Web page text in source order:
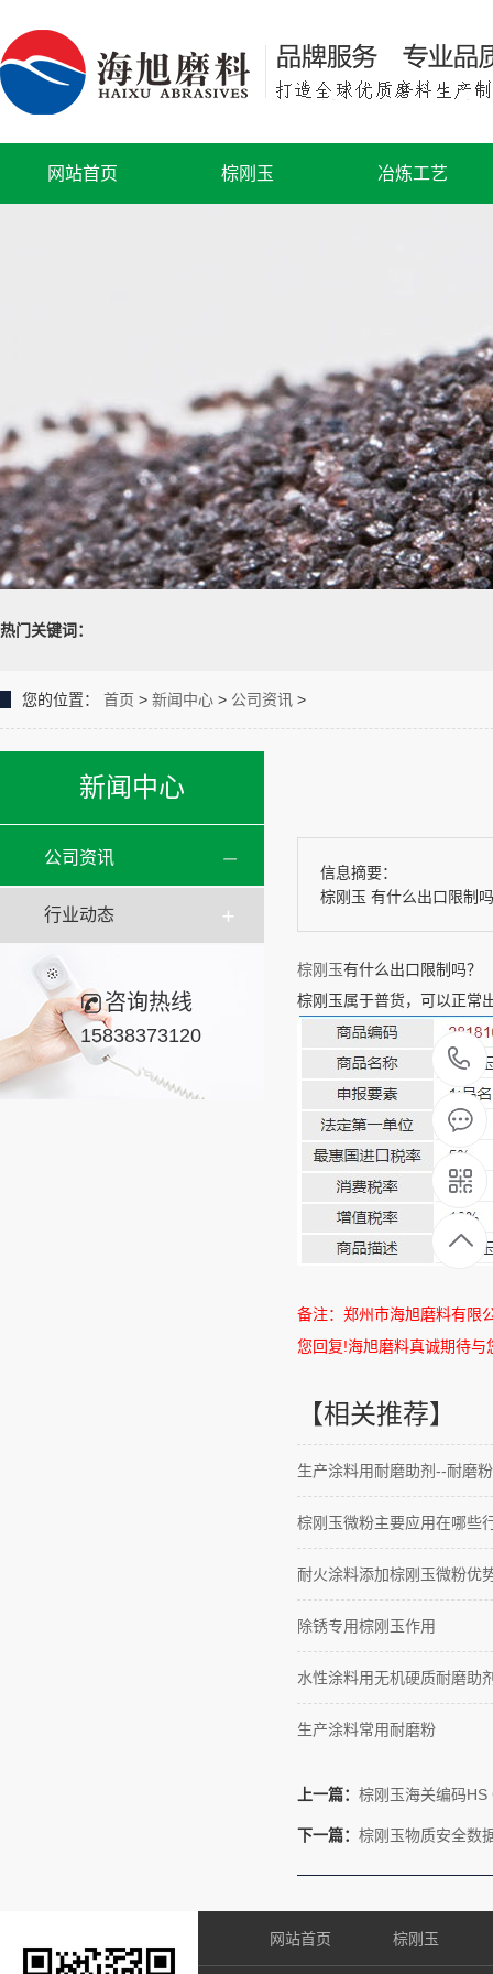
网站首页 棕刚玉 冶炼工艺
热门关键词：
您的位置： 首页 > 新闻中心 > 公司资讯 >
新闻中心
公司资讯
行业动态
咨询热线
15838373120
信息摘要：
棕刚玉 有什么出口限制
棕刚玉有什么出口限制吗？
棕刚玉属于普货，可以正常
备注：郑州市海旭磨料有限
您回复!海旭磨料真诚期待与
【相关推荐】
生产涂料用耐磨助剂--耐磨粉
棕刚玉微粉主要应用在哪些
耐火涂料添加棕刚玉微粉优
除锈专用棕刚玉作用
水性涂料用无机硬质耐磨助
生产涂料常用耐磨粉
上一篇： 棕刚玉海关编码HS
下一篇： 棕刚玉物质安全数
网站首页 棕刚玉